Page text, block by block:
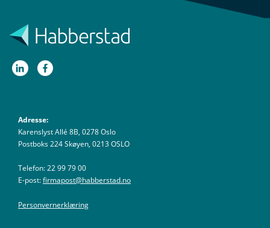
Adresse:
Karenslyst Allé 8B, 0278 Oslo
Postboks 224 Skøyen, 0213 OSLO
Telefon: 22 99 79 00
E-post:firmapost@habberstad.no
Personvernerklæring